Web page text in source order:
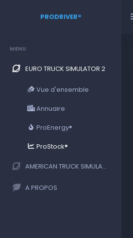
PRODRIVER®
MENU
EURO TRUCK SIMULATOR 2
Vue d'ensemble
Annuaire
ProEnergy®
ProStock®
AMERICAN TRUCK SIMULATOR
A PROPOS